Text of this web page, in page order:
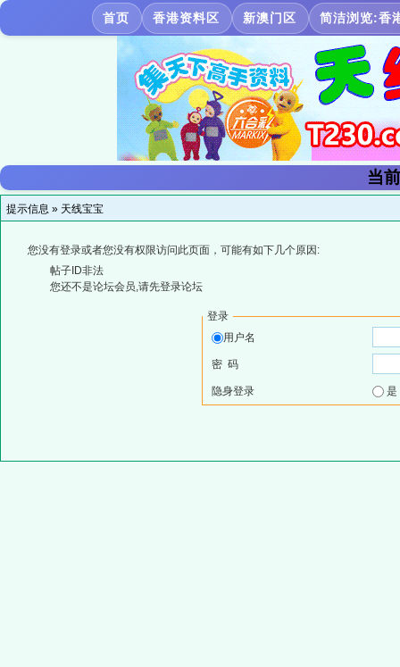
首页 香港资料区 新澳门区 简洁浏览:香
当
提示信息 » 天线宝宝
您没有登录或者您没有权限访问此页面，可能有如下几个原因:
帖子ID非法
您还不是论坛会员,请先登录论坛
登录
用户名
密 码
隐身登录